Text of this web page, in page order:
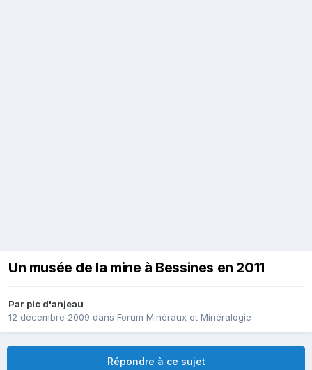
Un musée de la mine à Bessines en 2011
Par pic d'anjeau
12 décembre 2009 dans Forum Minéraux et Minéralogie
Répondre à ce sujet